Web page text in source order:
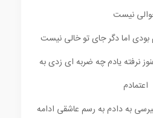
نیست
بودی اما دگر جای تو خالی نیست
نرفته یادم چه ضربه ای زدی به
اعتمادم
به دادم به رسم عاشقی ادامه